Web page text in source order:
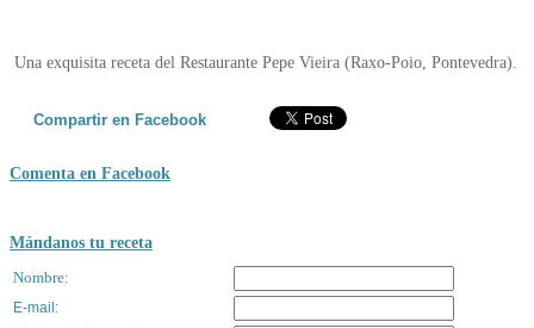
Una exquisita receta del Restaurante Pepe Vieira (Raxo-Poio, Pontevedra).
Compartir en Facebook
Comenta en Facebook
Mándanos tu receta
Nombre:
E-mail: